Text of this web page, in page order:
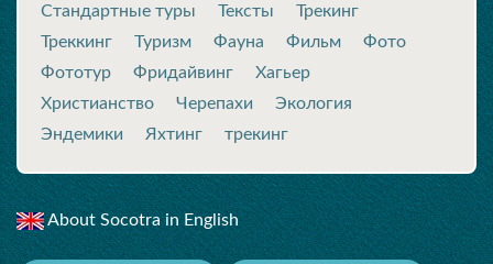
Стандартные туры
Тексты
Трекинг
Треккинг
Туризм Фауна Фильм
Фото
Фототур
Фридайвинг
Хагьер
Христианство
Черепахи
Экология
Эндемики
Яхтинг трекинг
About Socotra in English